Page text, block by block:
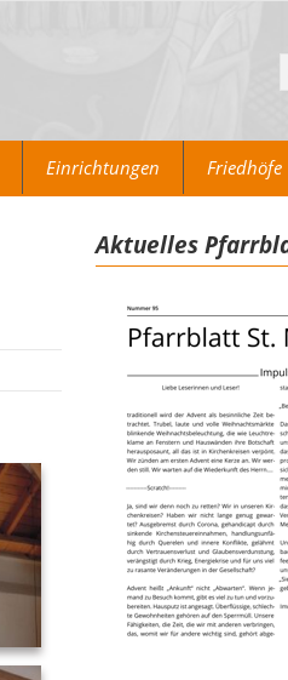
Einrichtungen Friedhöfe
Aktuelles